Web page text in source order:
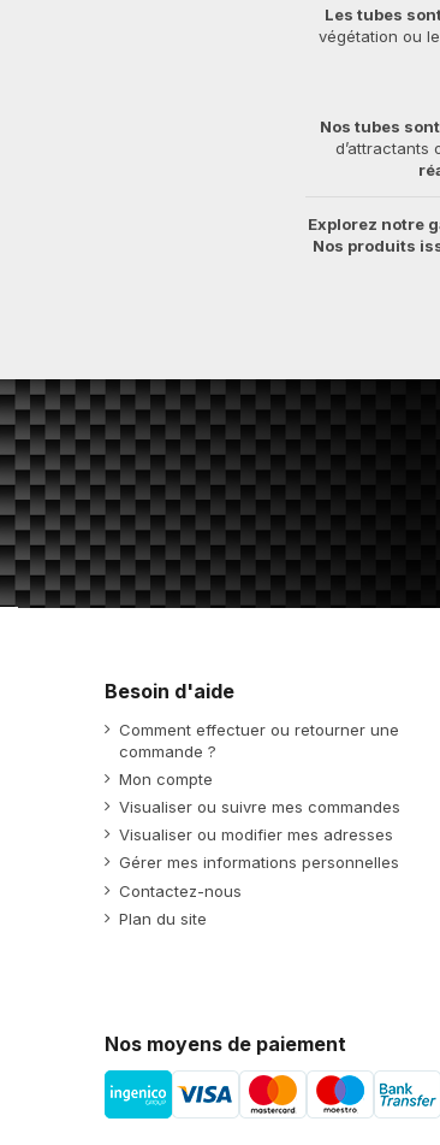
Les tubes
végétation ou
Nos tubes
Explorez notre
Nos produits
Besoin d'aide
Comment effectuer ou retourner une
commande ?
Mon compte
Visualiser ou suivre mes commandes
Visualiser ou modifier mes adresses
Gérer mes informations personnelles
Contactez-nous
Plan du site
Nos moyens de paiement